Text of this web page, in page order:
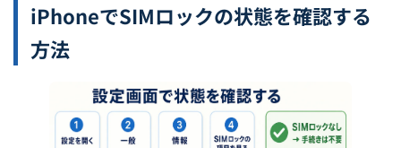
iPhoneでSIMロックの状態を確認する
方法